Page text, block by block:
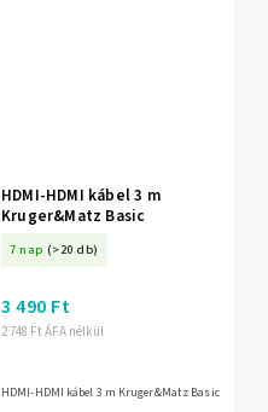
HDMI-HDMI kábel 3 m
Kruger&Matz Basic
7 nap (>20 db)
2 748 Ft ÁFA nélkül
3 490 Ft
HDMI-HDMI kábel 3 m Kruger&Matz Basic